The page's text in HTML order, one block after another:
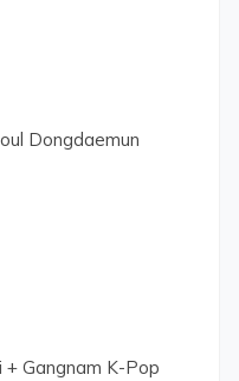
Dongdaemun
Gangnam K-Pop